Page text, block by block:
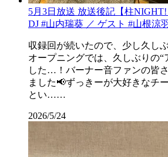
5月3日放送 放送後記【柱
DJ #山内瑞葵 ／ ゲスト #山根涼羽
収録回が続いたので、少し久し
オープニングでは、久しぶりの“
した…！バーナー音ファンの皆
ました📢ずっきーが大好きなチ
とい……
2026/5/24